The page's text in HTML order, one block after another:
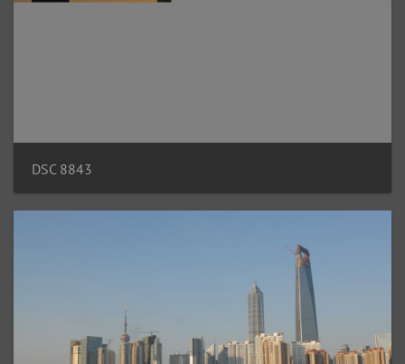
DSC 8843